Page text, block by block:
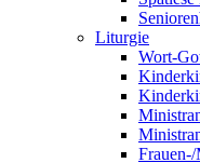
Liturgie
Wort-